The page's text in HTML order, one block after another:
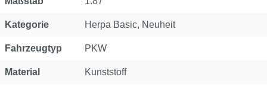
Kategorie Herpa Basic, Neuheit
Fahrzeugtyp PKW
Material Kunststoff